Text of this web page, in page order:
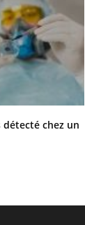
chez un